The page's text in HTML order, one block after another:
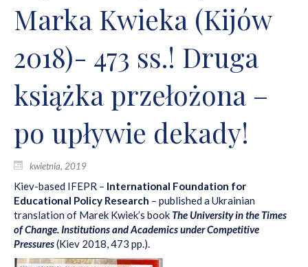
Marka Kwieka (Kijów
2018)- 473 ss.! Druga
książka przełożona –
po upływie dekady!
kwietnia, 2019
Kiev-based IFEPR – International Foundation for
Educational Policy Research – published a Ukrainian
translation of Marek Kwiek’s book The University in the Times
of Change. Institutions and Academics under Competitive
Pressures(Kiev 2018, 473 pp.).